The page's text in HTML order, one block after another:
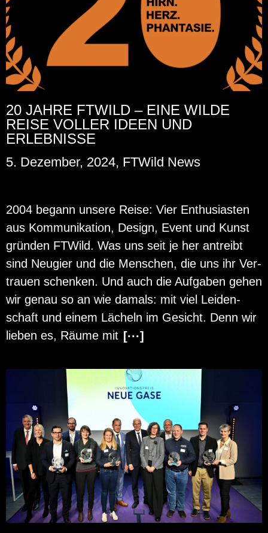
20 JAHRE FTWILD – EINE WILDE
REISE VOLLER IDEEN UND
ERLEBNISSE
5. Dezember, 2024, FTWild News
2004 be­gann un­se­re Reise: Vier En­thu­si­as­ten
aus Kom­mu­ni­ka­ti­on, De­sign, Event und Kunst
grün­den FT­Wild. Was uns seit je her an­treibt
sind Neu­gier und die Men­schen, die uns ihr Ver­
trau­en schen­ken. Und auch die Auf­ga­ben gehen
wir genau so an wie da­mals: mit viel Lei­den­
schaft und einem Lä­cheln im Ge­sicht. Denn wir
lie­ben es, Räume mit [···]